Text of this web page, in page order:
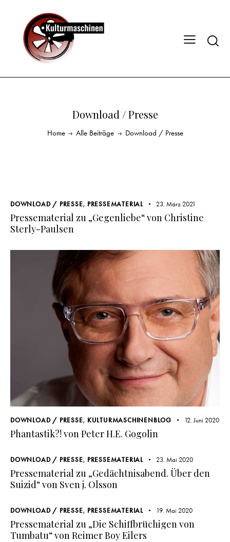
Download / Presse
Home Alle Beiträge Download / Presse
DOWNLOAD / PRESSE, PRESSEMATERIAL 23. März 2021
Pressematerial zu „Gegenliebe“ von Christine
Sterly-Paulsen
DOWNLOAD / PRESSE, KULTURMASCHINENBLOG 12. Juni 2020
Phantastik?! von Peter H.E. Gogolin
DOWNLOAD / PRESSE, PRESSEMATERIAL 23. Mai 2020
Pressematerial zu „Gedächtnisabend. Über den
Suizid“ von Sven j. Olsson
DOWNLOAD / PRESSE, PRESSEMATERIAL 19. Mai 2020
Pressematerial zu „Die Schiffbrüchigen von
Tumbatu“ von Reimer Boy Eilers